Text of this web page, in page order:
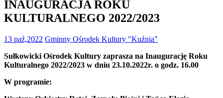
INAUGURACJA ROKU
KULTURALNEGO 2022/2023
13 paź,2022 Gminny Ośrodek Kultury "Kuźnia"
Sułkowicki Ośrodek Kultury zaprasza na Inaugurację Roku
Kulturalnego 2022/2023 w dniu 23.10.2022r. o godz. 16.00
W programie: